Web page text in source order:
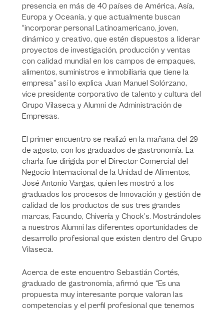
presencia en más de 40 países de América, Asía,
Europa y Oceanía, y que actualmente buscan
“incorporar personal Latinoamericano, joven,
dinámico y creativo, que estén dispuestos a liderar
proyectos de investigación, producción y ventas
con calidad mundial en los campos de empaques,
alimentos, suministros e inmobiliaria que tiene la
empresa” así lo explica Juan Manuel Solórzano,
vice presidente corporativo de talento y cultura del
Grupo Vilaseca y Alumni de Administración de
Empresas.
El primer encuentro se realizó en la mañana del 29
de agosto, con los graduados de gastronomía. La
charla fue dirigida por el Director Comercial del
Negocio Internacional de la Unidad de Alimentos,
José Antonio Vargas, quien les mostró a los
graduados los procesos de Innovación y gestión de
calidad de los productos de sus tres grandes
marcas, Facundo, Chivería y Chock’s. Mostrándoles
a nuestros Alumni las diferentes oportunidades de
desarrollo profesional que existen dentro del Grupo
Vilaseca.
Acerca de este encuentro Sebastián Cortés,
graduado de gastronomía, afirmó que “Es una
propuesta muy interesante porque valoran las
competencias y el perfil profesional que tenemos